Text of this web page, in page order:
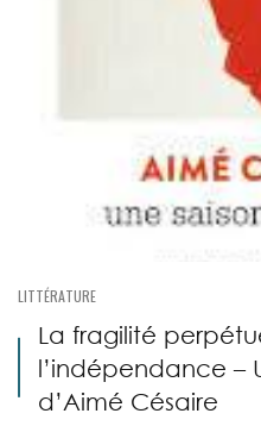
LITTÉRATURE
La fragilité
l’indépendance –
d’Aimé Césaire